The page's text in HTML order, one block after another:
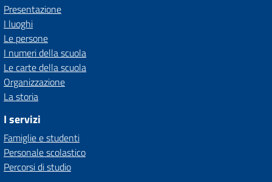
Presentazione
I luoghi
Le persone
I numeri della scuola
Le carte della scuola
Organizzazione
La storia
I servizi
Famiglie e studenti
Personale scolastico
Percorsi di studio